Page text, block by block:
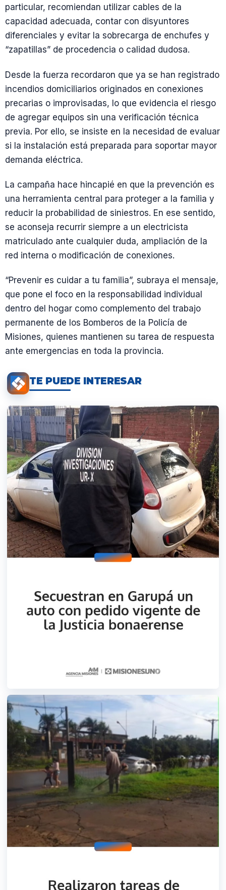
particular, recomiendan utilizar cables de la
capacidad adecuada, contar con disyuntores
diferenciales y evitar la sobrecarga de enchufes y
“zapatillas” de procedencia o calidad dudosa.
Desde la fuerza recordaron que ya se han registrado
incendios domiciliarios originados en conexiones
precarias o improvisadas, lo que evidencia el riesgo
de agregar equipos sin una verificación técnica
previa. Por ello, se insiste en la necesidad de evaluar
si la instalación está preparada para soportar mayor
demanda eléctrica.
La campaña hace hincapié en que la prevención es
una herramienta central para proteger a la familia y
reducir la probabilidad de siniestros. En ese sentido,
se aconseja recurrir siempre a un electricista
matriculado ante cualquier duda, ampliación de la
red interna o modificación de conexiones.
“Prevenir es cuidar a tu familia”, subraya el mensaje,
que pone el foco en la responsabilidad individual
dentro del hogar como complemento del trabajo
permanente de los Bomberos de la Policía de
Misiones, quienes mantienen su tarea de respuesta
ante emergencias en toda la provincia.
TE PUEDE INTERESAR